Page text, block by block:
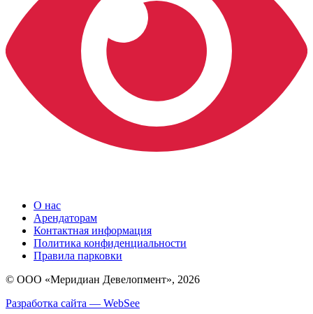
О нас
Арендаторам
Контактная информация
Политика конфиденциальности
Правила парковки
© ООО «Меридиан Девелопмент», 2026
Разработка сайта — WebSee